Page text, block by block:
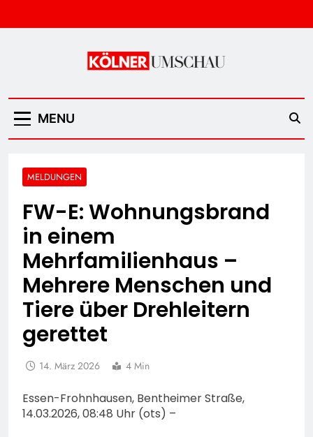
to
Kölner Umschau
MENU
MELDUNGEN
FW-E: Wohnungsbrand
in einem
Mehrfamilienhaus –
Mehrere Menschen und
Tiere über Drehleitern
gerettet
14. März 2026 4 Min
Essen-Frohnhausen, Bentheimer Straße,
14.03.2026, 08:48 Uhr (ots) –